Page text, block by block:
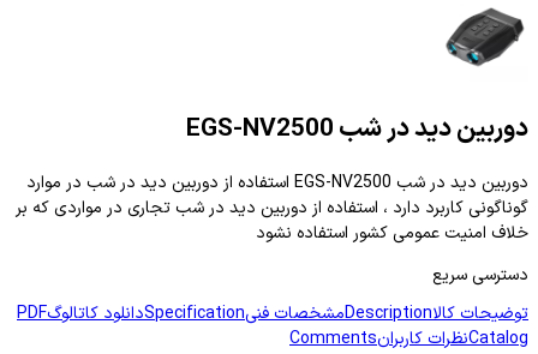
دوربین دید در شب EGS-NV2500
دوربین دید در شب EGS-NV2500 استفاده از دوربین دید در شب در موارد
گوناگونی کاربرد دارد ، استفاده از دوربین دید در شب تجاری در مواردی که بر
خلاف امنیت عمومی کشور استفاده نشود
دسترسی سریع
توضیحات کالاDescriptionمشخصات فنیSpecificationدانلود کاتالوگPDF
Catalogنظرات کاربرانComments